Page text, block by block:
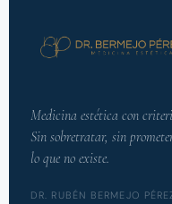
Medicina estética con
Sin sobretratar, sin
lo que no existe.
DR. RUBÉN BERMEJO